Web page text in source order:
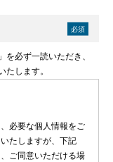
必須
必ず一読いただき、
たします。
必要な個人情報をご
たしますが、下記
ご同意いただける場